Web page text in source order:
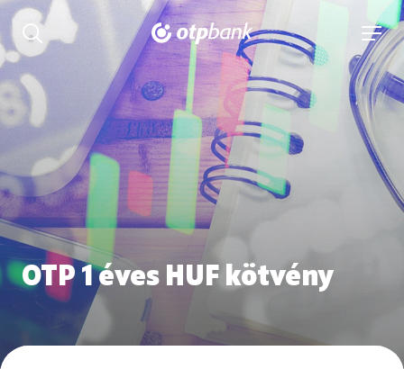
tartalmához
Keresés kinyitása
OTP 1 éves HUF kötvény